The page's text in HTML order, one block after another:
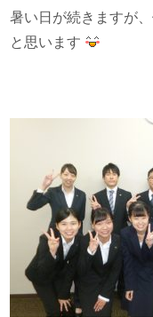
暑い日が続きますが
と思います